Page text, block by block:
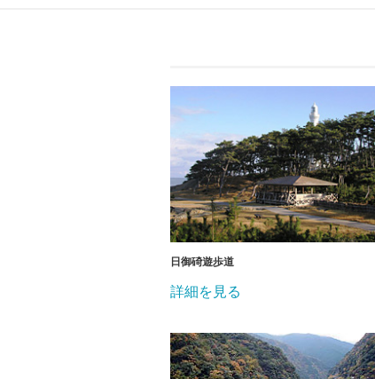
日御碕遊歩道
詳細を見る